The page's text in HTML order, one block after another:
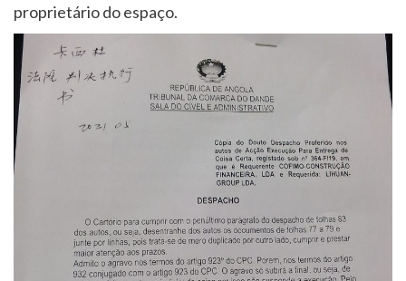
proprietário do espaço.